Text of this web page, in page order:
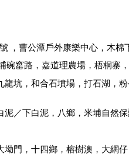
，曹公潭戶外康樂中心，木棉
碗窰路，嘉道理農場，梧桐寨
坑，和合石墳場，打石湖，
／下白泥，八鄉，米埔自然
門，十四鄉，榕樹澳，大網仔